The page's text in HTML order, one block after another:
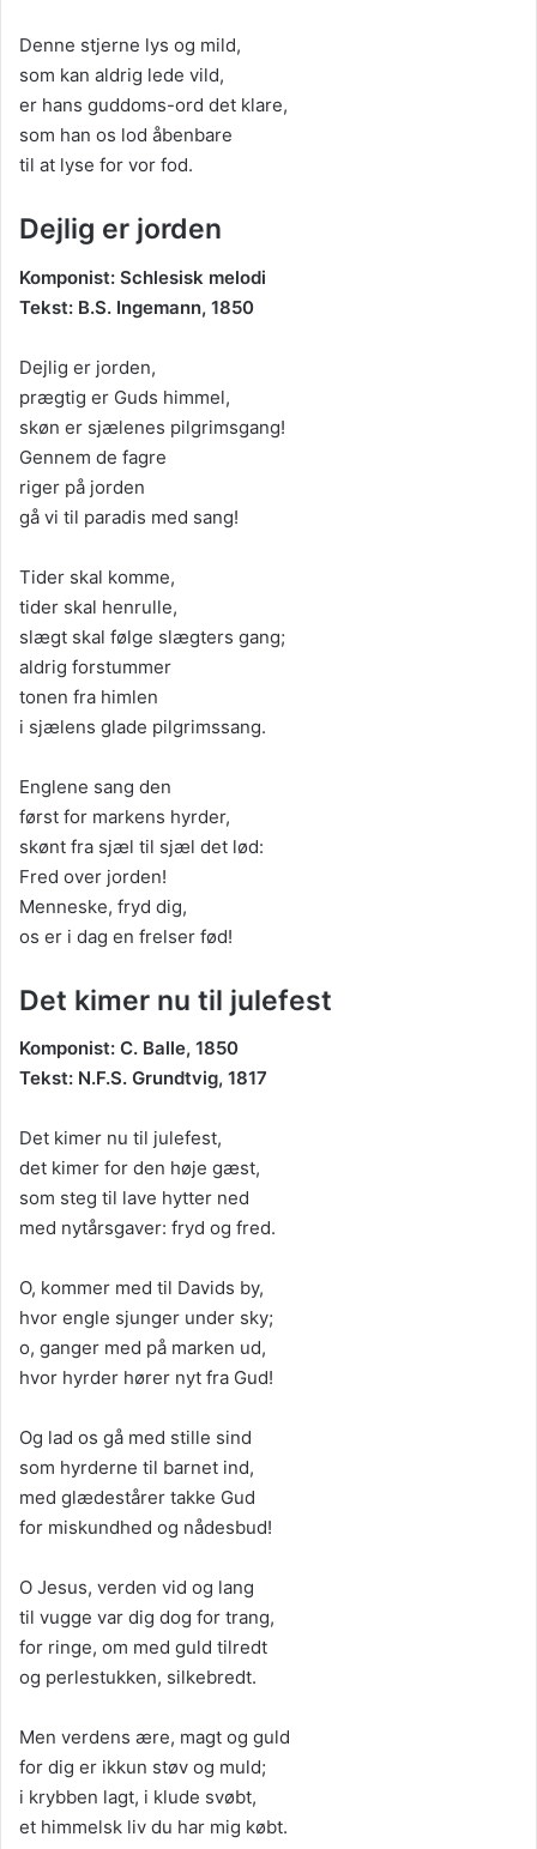
Denne stjerne lys og mild,
som kan aldrig lede vild,
er hans guddoms-ord det klare,
som han os lod åbenbare
til at lyse for vor fod.
Dejlig er jorden
Komponist: Schlesisk melodi
Tekst: B.S. Ingemann, 1850
Dejlig er jorden,
prægtig er Guds himmel,
skøn er sjælenes pilgrimsgang!
Gennem de fagre
riger på jorden
gå vi til paradis med sang!
Tider skal komme,
tider skal henrulle,
slægt skal følge slægters gang;
aldrig forstummer
tonen fra himlen
i sjælens glade pilgrimssang.
Englene sang den
først for markens hyrder,
skønt fra sjæl til sjæl det lød:
Fred over jorden!
Menneske, fryd dig,
os er i dag en frelser fød!
Det kimer nu til julefest
Komponist: C. Balle, 1850
Tekst: N.F.S. Grundtvig, 1817
Det kimer nu til julefest,
det kimer for den høje gæst,
som steg til lave hytter ned
med nytårsgaver: fryd og fred.
O, kommer med til Davids by,
hvor engle sjunger under sky;
o, ganger med på marken ud,
hvor hyrder hører nyt fra Gud!
Og lad os gå med stille sind
som hyrderne til barnet ind,
med glædestårer takke Gud
for miskundhed og nådesbud!
O Jesus, verden vid og lang
til vugge var dig dog for trang,
for ringe, om med guld tilredt
og perlestukken, silkebredt.
Men verdens ære, magt og guld
for dig er ikkun støv og muld;
i krybben lagt, i klude svøbt,
et himmelsk liv du har mig købt.